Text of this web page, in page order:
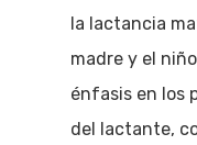
la lactancia
madre y el
énfasis en los
del lactante,